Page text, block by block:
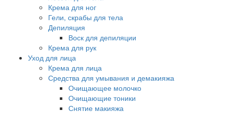
Крема для ног
Гели, скрабы для тела
Депиляция
Воск для депиляции
Крема для рук
Уход для лица
Крема для лица
Средства для умывания и демакияжа
Очищающее молочко
Очищающие тоники
Снятие макияжа